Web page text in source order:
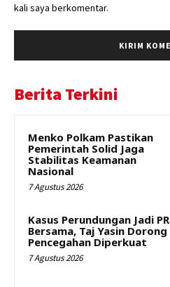
kali saya berkomentar.
Berita Terkini
Menko Polkam Pastikan
Pemerintah Solid Jaga
Stabilitas Keamanan
Nasional
7 Agustus 2026
Kasus Perundungan Jadi PR
Bersama, Taj Yasin Dorong
Pencegahan Diperkuat
7 Agustus 2026